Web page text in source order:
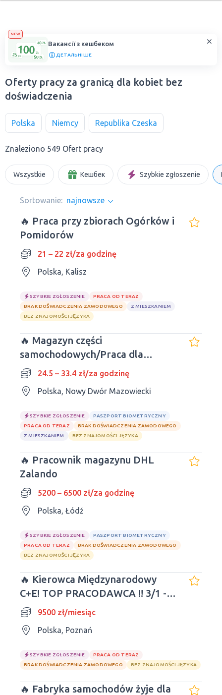
NEW
Вакансії з кешбеком
ДЕТАЛЬНІШЕ
Oferty pracy za granicą dla kobiet bez
doświadczenia
Polska Niemcy Republika Czeska
Znaleziono 549 Ofert pracy
Wszystkie Кешбек Szybkie zgłoszenie
Sortowanie: najnowsze
🔥 Praca przy zbiorach Ogórków i
Pomidorów
21 – 22 zł/za godzinę
Polska, Kalisz
SZYBKIE ZGŁOSZENIE
PRACA OD TERAZ
BRAK DOŚWIADCZENIA ZAWODOWEGO
Z MIESZKANIEM
BEZ ZNAJOMOŚCI JĘZYKA
🔥 Magazyn części
samochodowych/Praca dla
mężczyzn i kobiet
24.5 – 33.4 zł/za godzinę
Polska, Nowy Dwór Mazowiecki
SZYBKIE ZGŁOSZENIE
PASZPORT BIOMETRYCZNY
PRACA OD TERAZ
BRAK DOŚWIADCZENIA ZAWODOWEGO
Z MIESZKANIEM
BEZ ZNAJOMOŚCI JĘZYKA
🔥 Pracownik magazynu DHL
Zalando
5200 – 6500 zł/za godzinę
Polska, Łódź
SZYBKIE ZGŁOSZENIE
PASZPORT BIOMETRYCZNY
PRACA OD TERAZ
BRAK DOŚWIADCZENIA ZAWODOWEGO
BEZ ZNAJOMOŚCI JĘZYKA
🔥 Kierowca Międzynarodowy
C+E! TOP PRACODAWCA !! 3/1 -
9500zł9500 zł/miesiąc
Polska, Poznań
SZYBKIE ZGŁOSZENIE
PRACA OD TERAZ
BRAK DOŚWIADCZENIA ZAWODOWEGO
BEZ ZNAJOMOŚCI JĘZYKA
🔥 Fabryka samochodów żyje dla